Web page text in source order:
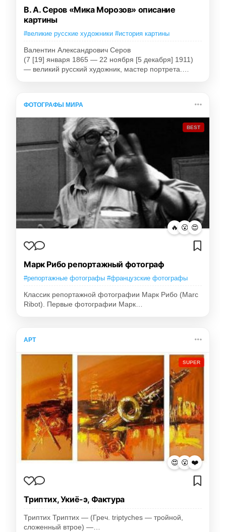
В. А. Серов «Мика Морозов» описание
картины
#великие русские художники #история картины
Валентин Александрович Серов
(7 [19] января 1865 — 22 ноября [5 декабря] 1911)
— великий русский художник, мастер портрета.…
ФОТОГРАФЫ МИРА
BEST
🔥 😮 😍
Марк Рибо репортажный фотограф
#репортажные фотографы #французские фотографы
Классик репортажной фотографии Марк Рибо (Marc
Ribot). Первые фотографии Марк…
АРТ
SUPER
😍 😮 ❤️
Триптих, Укиё-э, Фактура
Триптих Триптих — (Греч. triptyches — тройной,
сложенный втрое) —…